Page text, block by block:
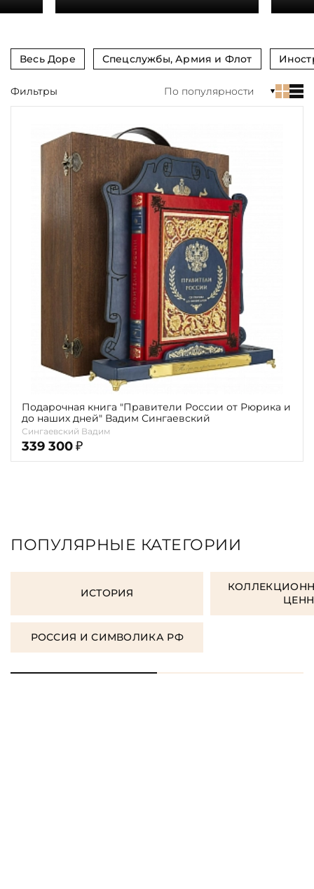
Весь Доре Спецслужбы, Армия и Флот
Обрез
Тиснение
Пол и возраст
Повод
Фильтры По популярности
Подарочная книга "Правители России от Рюрика и
до наших дней" Вадим Сингаевский
Сингаевский Вадим
339 300 ₽
ПОПУЛЯРНЫЕ КАТЕГОРИИ
ИСТОРИЯ
РОССИЯ И СИМВОЛИКА РФ